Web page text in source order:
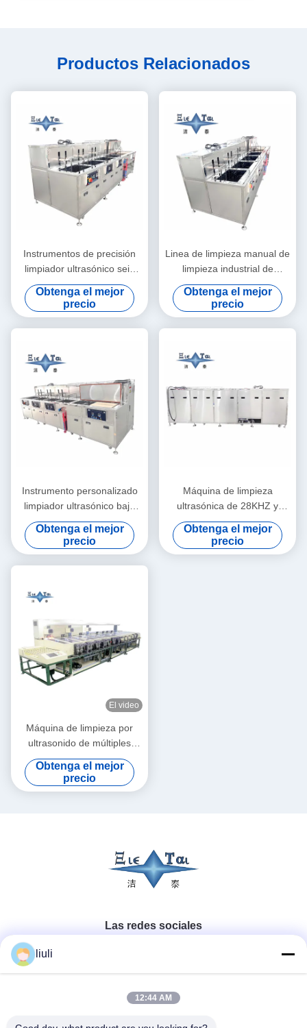
Productos Relacionados
Instrumentos de precisión
limpiador ultrasónico seis
tanques Laboratorio
máquina de limpieza por
ultrasonido 28KHZ 40KHZ
Obtenga el mejor
precio
Linea de limpieza manual de
limpieza industrial de
ultrasonido de 35KW
Obtenga el mejor
precio
Instrumento personalizado
limpiador ultrasónico bajo
ruido para desengrasar y
desengrasar vidrio óptico /
prismas
Obtenga el mejor
precio
Máquina de limpieza
ultrasónica de 28KHZ y
40KHZ con cinco tanques
para líneas de recubrimiento
óptico
Obtenga el mejor
precio
El video
Máquina de limpieza por
ultrasonido de múltiples
etapas horizontal a través de
tipo para instrumentos de
cristal lente equipo de
Obtenga el mejor
precio
Las redes sociales
liuli
12:44 AM